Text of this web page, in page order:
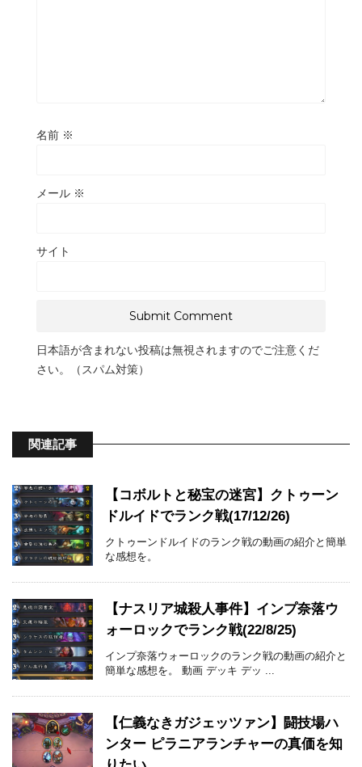
名前 ※
メール ※
サイト
日本語が含まれない投稿は無視されますのでご注意くだ
さい。（スパム対策）
関連記事
【コボルトと秘宝の迷宮】クトゥーン
ドルイドでランク戦(17/12/26)
クトゥーンドルイドのランク戦の動画の紹介と簡単
な感想を。
【ナスリア城殺人事件】インプ奈落ウ
ォーロックでランク戦(22/8/25)
インプ奈落ウォーロックのランク戦の動画の紹介と
簡単な感想を。 動画 デッキ デッ ...
【仁義なきガジェッツァン】闘技場ハ
ンター ピラニアランチャーの真価を知